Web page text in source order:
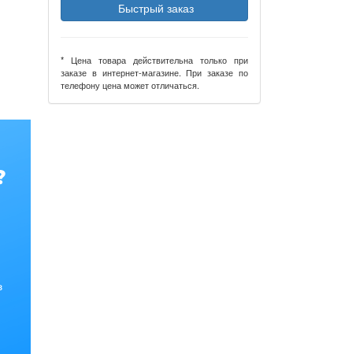
Быстрый заказ
* Цена товара действительна только при
заказе в интернет-магазине. При заказе по
телефону цена может отличаться.